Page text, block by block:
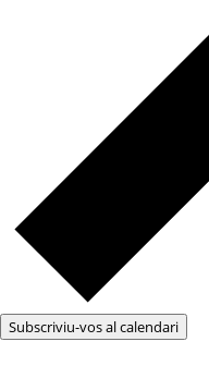
Subscriviu-vos al calendari